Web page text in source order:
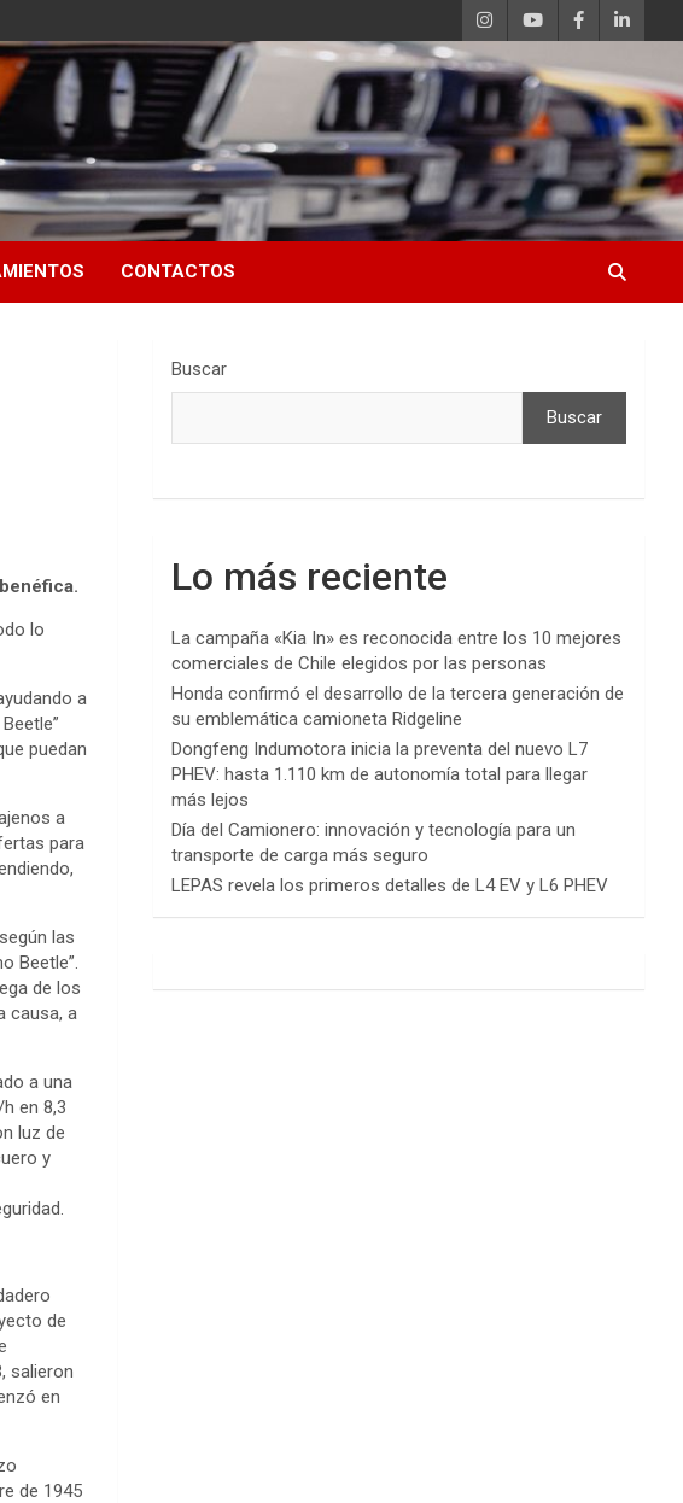
CONTACTOS
lo
a
puedan
a
para
las
Beetle”.
de los
causa, a
a una
en 8,3
luz de
y
de
salieron
en
de 1945
Buscar
Buscar
Lo más reciente
La campaña «Kia In» es reconocida entre los 10 mejores
comerciales de Chile elegidos por las personas
Honda confirmó el desarrollo de la tercera generación de
su emblemática camioneta Ridgeline
Dongfeng Indumotora inicia la preventa del nuevo L7
PHEV: hasta 1.110 km de autonomía total para llegar
más lejos
Día del Camionero: innovación y tecnología para un
transporte de carga más seguro
LEPAS revela los primeros detalles de L4 EV y L6 PHEV